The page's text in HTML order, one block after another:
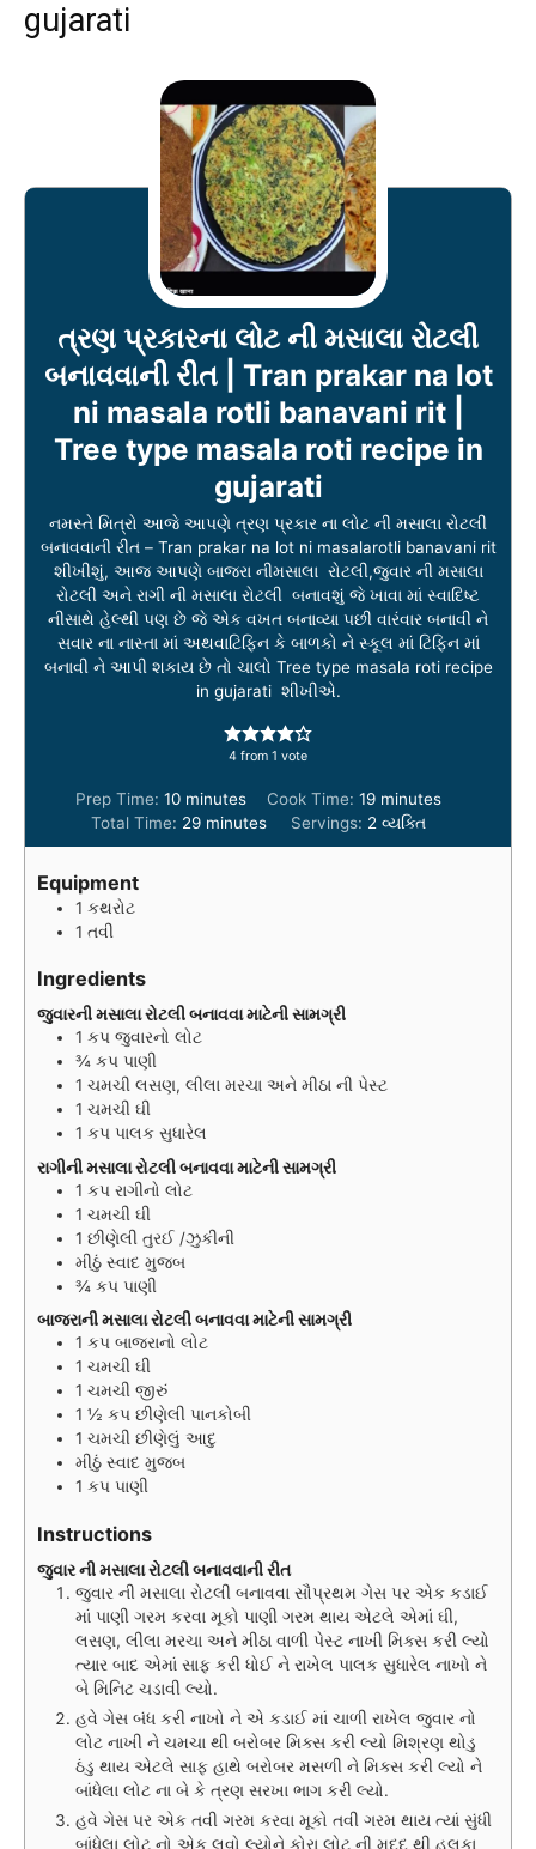
gujarati
ત્રણ પ્રકારના લોટ ની મસાલા રોટલી
બનાવવાની રીત | Tran prakar na lot
ni masala rotli banavani rit |
Tree type masala roti recipe in
gujarati
નમસ્તે મિત્રો આજે આપણે ત્રણ પ્રકાર ના લોટ ની મસાલા રોટલી
બનાવવાની રીત – Tran prakar na lot ni masalarotli banavani rit
શીખીશું, આજ આપણે બાજરા નીમસાલા રોટલી,જુવાર ની મસાલા
રોટલી અને રાગી ની મસાલા રોટલી બનાવશું જે ખાવા માં સ્વાદિષ્ટ
નીસાથે હેલ્થી પણ છે જે એક વખત બનાવ્યા પછી વારંવાર બનાવી ને
સવાર ના નાસ્તા માં અથવાટિફિન કે બાળકો ને સ્કૂલ માં ટિફિન માં
બનાવી ને આપી શકાય છે તો ચાલો Tree type masala roti recipe
in gujarati શીખીએ.
4 from 1 vote
Prep Time:10m
i
n
minutes Cook Time: 19m
i
n
minutes
Total Time: 29m
i
minutes Servings: 2 વ્યક્તિ
Equipment
1 કથરોટ
1 તવી
Ingredients
જુવારની મસાલા રોટલી બનાવવા માટેની સામગ્રી
1 કપ જુવારનો લોટ
¾ કપ પાણી
1 ચમચી લસણ, લીલા મરચા અને મીઠા ની પેસ્ટ
1 ચમચી ઘી
1 કપ પાલક સુધારેલ
રાગીની મસાલા રોટલી બનાવવા માટેની સામગ્રી
1 કપ રાગીનો લોટ
1 ચમચી ઘી
1 છીણેલી તુરઈ /ઝુકીની
મીઠું સ્વાદ મુજબ
¾ કપ પાણી
બાજરાની મસાલા રોટલી બનાવવા માટેની સામગ્રી
1 કપ બાજરાનો લોટ
1 ચમચી ઘી
1 ચમચી જીરું
1 ½ કપ છીણેલી પાનકોબી
1 ચમચી છીણેલું આદુ
મીઠું સ્વાદ મુજબ
1 કપ પાણી
Instructions
જુવાર ની મસાલા રોટલી બનાવવાની રીત
જુવાર ની મસાલા રોટલી બનાવવા સૌપ્રથમ ગેસ પર એક કડાઈ
માં પાણી ગરમ કરવા મૂકો પાણી ગરમ થાય એટલે એમાં ઘી,
લસણ, લીલા મરચા અને મીઠા વાળી પેસ્ટ નાખી મિક્સ કરી લ્યો
ત્યાર બાદ એમાં સાફ કરી ધોઈ ને રાખેલ પાલક સુધારેલ નાખો ને
બે મિનિટ ચડાવી લ્યો.
હવે ગેસ બંધ કરી નાખો ને એ કડાઈ માં ચાળી રાખેલ જુવાર નો
લોટ નાખી ને ચમચા થી બરોબર મિક્સ કરી લ્યો મિશ્રણ થોડુ
ઠંડુ થાય એટલે સાફ હાથે બરોબર મસળી ને મિક્સ કરી લ્યો ને
બાંધેલા લોટ ના બે કે ત્રણ સરખા ભાગ કરી લ્યો.
હવે ગેસ પર એક તવી ગરમ કરવા મૂકો તવી ગરમ થાય ત્યાં સુંધી
બાંધેલા લોટ નો એક લુવો લ્યોને કોરા લોટ ની મદદ થી હલકા